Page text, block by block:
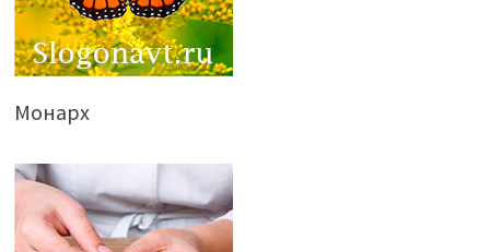
Монарх